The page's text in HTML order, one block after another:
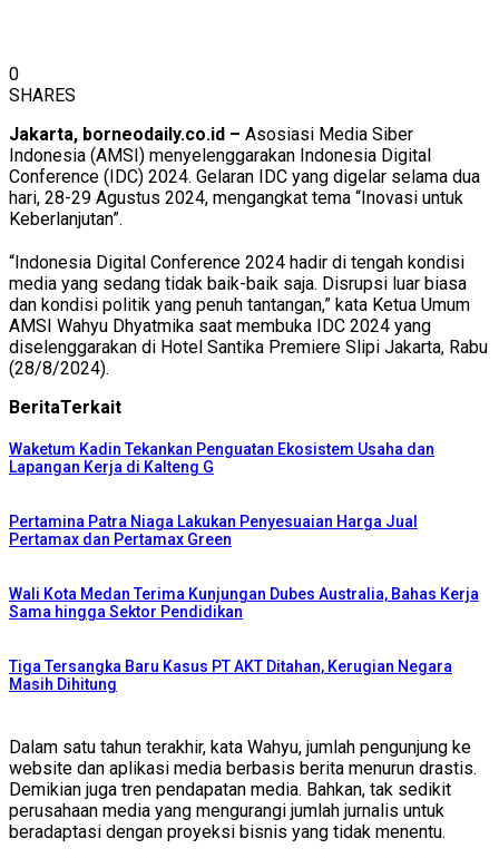
0
SHARES
Jakarta, borneodaily.co.id – Asosiasi Media Siber
Indonesia (AMSI) menyelenggarakan Indonesia Digital
Conference (IDC) 2024. Gelaran IDC yang digelar selama dua
hari, 28-29 Agustus 2024, mengangkat tema “Inovasi untuk
Keberlanjutan”.
“Indonesia Digital Conference 2024 hadir di tengah kondisi
media yang sedang tidak baik-baik saja. Disrupsi luar biasa
dan kondisi politik yang penuh tantangan,” kata Ketua Umum
AMSI Wahyu Dhyatmika saat membuka IDC 2024 yang
diselenggarakan di Hotel Santika Premiere Slipi Jakarta, Rabu
(28/8/2024).
BeritaTerkait
Waketum Kadin Tekankan Penguatan Ekosistem Usaha dan
Lapangan Kerja di Kalteng G
Pertamina Patra Niaga Lakukan Penyesuaian Harga Jual
Pertamax dan Pertamax Green
Wali Kota Medan Terima Kunjungan Dubes Australia, Bahas Kerja
Sama hingga Sektor Pendidikan
Tiga Tersangka Baru Kasus PT AKT Ditahan, Kerugian Negara
Masih Dihitung
Dalam satu tahun terakhir, kata Wahyu, jumlah pengunjung ke
website dan aplikasi media berbasis berita menurun drastis.
Demikian juga tren pendapatan media. Bahkan, tak sedikit
perusahaan media yang mengurangi jumlah jurnalis untuk
beradaptasi dengan proyeksi bisnis yang tidak menentu.